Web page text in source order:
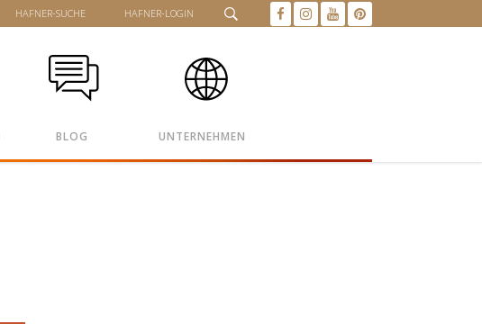
HAFNER-SUCHE HAFNER-LOGIN
BLOG UNTERNEHMEN